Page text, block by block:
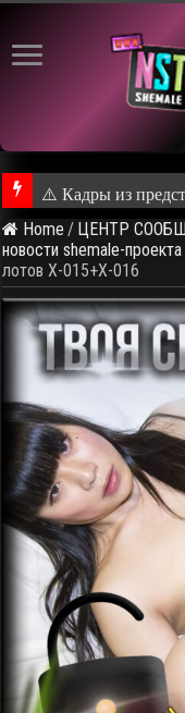
Home / ЦЕНТР
новости shemale-
лотов X-015+X-016